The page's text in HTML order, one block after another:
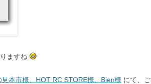
ますね
本市様、HOT RC STORE様、Bien様 にて、ご